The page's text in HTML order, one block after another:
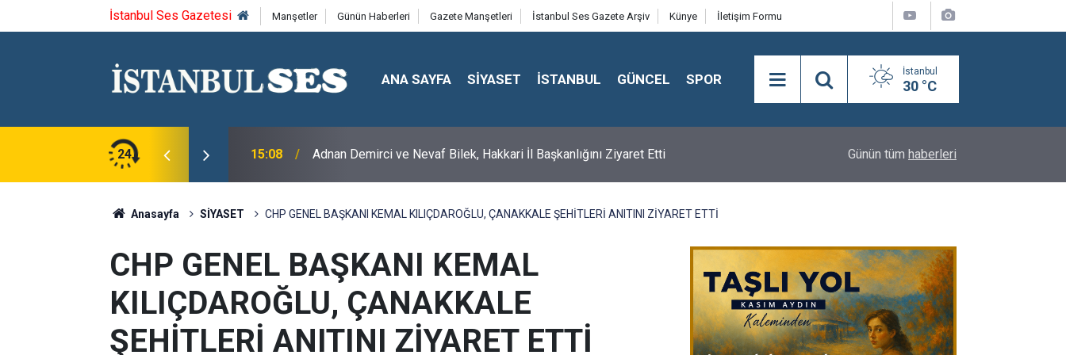
İstanbul Ses Gazetesi Manşetler Günün Haberleri Gazete Manşetleri İstanbul Ses Gazete Arşiv Künye İletişim Formu
ANA SAYFA SİYASET İSTANBUL GÜNCEL SPOR İstanbul
30 °C
24 15:08 Adnan Demirci ve Nevaf Bilek, Hakkari İl Başkanlığını Ziyaret Etti
İhraç Talebiyle Disipline Sevk Edildi"
Günün tüm haberleri
Anasayfa SİYASET CHP GENEL BAŞKANI KEMAL KILIÇDAROĞLU, ÇANAKKALE ŞEHİTLERİ ANITINI ZİYARET ETTİ
CHP GENEL BAŞKANI KEMAL
KILIÇDAROĞLU, ÇANAKKALE
ŞEHİTLERİ ANITINI ZİYARET ETTİ